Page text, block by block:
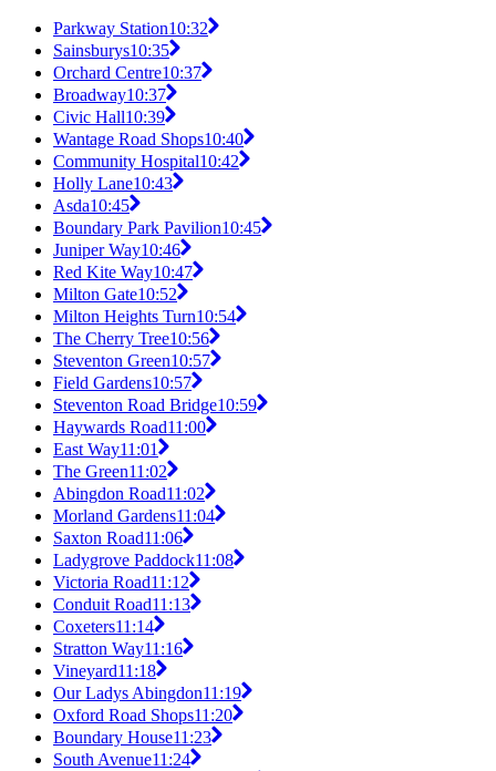
Parkway Station10:32
Sainsburys10:35
Orchard Centre10:37
Broadway10:37
Civic Hall10:39
Wantage Road Shops10:40
Community Hospital10:42
Holly Lane10:43
Asda10:45
Boundary Park Pavilion10:45
Juniper Way10:46
Red Kite Way10:47
Milton Gate10:52
Milton Heights Turn10:54
The Cherry Tree10:56
Steventon Green10:57
Field Gardens10:57
Steventon Road Bridge10:59
Haywards Road11:00
East Way11:01
The Green11:02
Abingdon Road11:02
Morland Gardens11:04
Saxton Road11:06
Ladygrove Paddock11:08
Victoria Road11:12
Conduit Road11:13
Coxeters11:14
Stratton Way11:16
Vineyard11:18
Our Ladys Abingdon11:19
Oxford Road Shops11:20
Boundary House11:23
South Avenue11:24